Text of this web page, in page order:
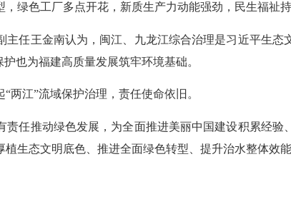
，绿色工厂多点开花，新质生产力动能强劲，民生福
王金南认为，闽江、九龙江综合治理是习近平生态
也为福建高质量发展筑牢环境基础。
江”流域保护治理，责任使命依旧。
推动绿色发展，为全面推进美丽中国建设积累经验
生态文明底色、推进全面绿色转型、提升治水整体效